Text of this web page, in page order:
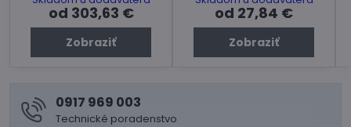
od 303,63 €
Zobraziť
od 27,84 €
Zobraziť
0917 969 003
Technické poradenstvo